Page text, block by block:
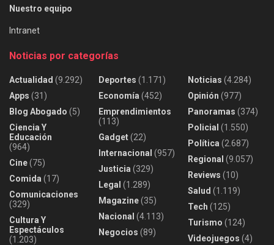
Nuestro equipo
Intranet
Noticias por categorías
Actualidad (9.292)
Apps (31)
Blog Abogado (5)
Ciencia Y
Educación
(964)
Cine(75)
Comida (17)
Comunicaciones
(329)
Cultura Y
Espectáculos
(1.203)
Deportes (1.171)
Economía (452)
Emprendimientos
(113)
Gadget(22)
Internacional (957)
Justicia (329)
Legal (1.289)
Magazine(35)
Nacional (4.113)
Negocios (89)
Noticias (4.284)
Opinión (977)
Panoramas (374)
Policial (1.550)
Política (2.687)
Regional (9.057)
Reviews (10)
Salud (1.119)
Tech (125)
Turismo (124)
Videojuegos (4)